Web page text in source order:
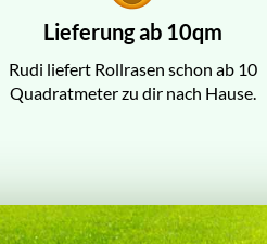
Lieferung ab 10qm
Rudi liefert Rollrasen schon ab 10
Quadratmeter zu dir nach Hause.